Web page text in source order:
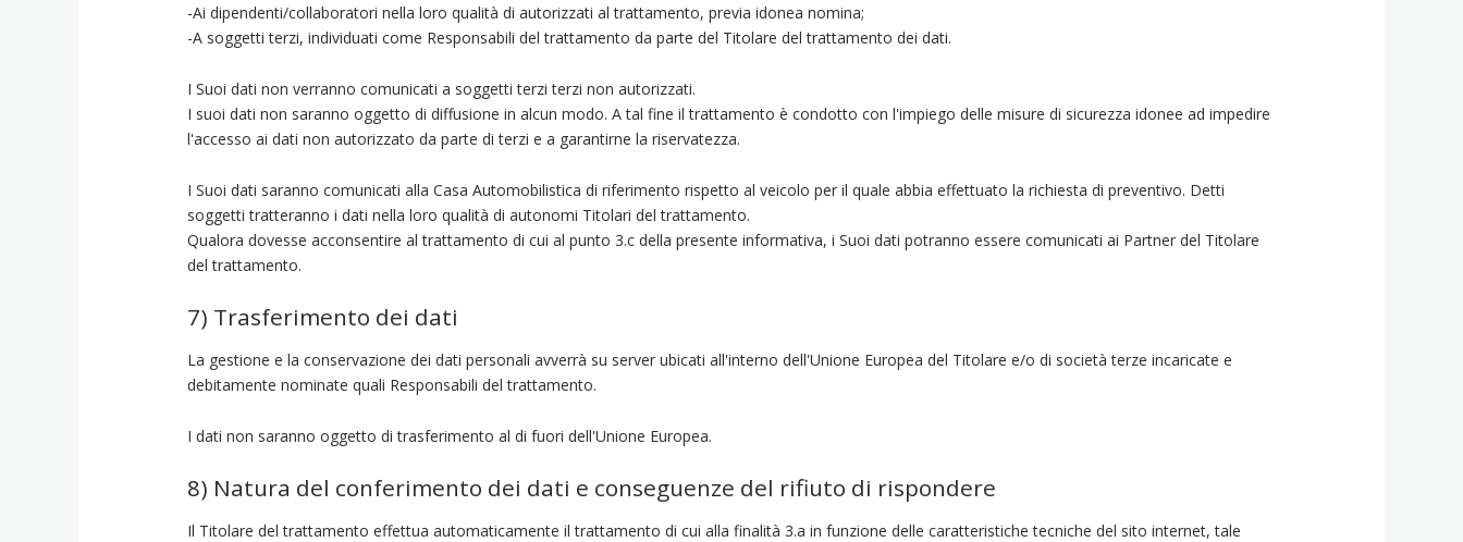
-Ai dipendenti/collaboratori nella loro qualità di autorizzati al trattamento, previa idonea nomina;
-A soggetti terzi, individuati come Responsabili del trattamento da parte del Titolare del trattamento dei dati.
I Suoi dati non verranno comunicati a soggetti terzi terzi non autorizzati.
I suoi dati non saranno oggetto di diffusione in alcun modo. A tal fine il trattamento è condotto con l'impiego delle misure di sicurezza idonee ad impedire
l'accesso ai dati non autorizzato da parte di terzi e a garantirne la riservatezza.
I Suoi dati saranno comunicati alla Casa Automobilistica di riferimento rispetto al veicolo per il quale abbia effettuato la richiesta di preventivo. Detti
soggetti tratteranno i dati nella loro qualità di autonomi Titolari del trattamento.
Qualora dovesse acconsentire al trattamento di cui al punto 3.c della presente informativa, i Suoi dati potranno essere comunicati ai Partner del Titolare
del trattamento.
7) Trasferimento dei dati
La gestione e la conservazione dei dati personali avverrà su server ubicati all'interno dell'Unione Europea del Titolare e/o di società terze incaricate e
debitamente nominate quali Responsabili del trattamento.
I dati non saranno oggetto di trasferimento al di fuori dell'Unione Europea.
8) Natura del conferimento dei dati e conseguenze del rifiuto di rispondere
Il Titolare del trattamento effettua automaticamente il trattamento di cui alla finalità 3.a in funzione delle caratteristiche tecniche del sito internet, tale